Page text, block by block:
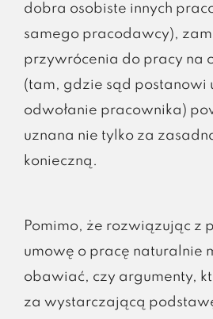
dobra osobiste innych
samego pracodawcy),
przywrócenia do pracy na
(tam, gdzie sąd postanowi
odwołanie pracownika)
uznana nie tylko za
konieczną.
Pomimo, że rozwiązując z
umowę o pracę naturalnie
obawiać, czy argumenty,
za wystarczającą